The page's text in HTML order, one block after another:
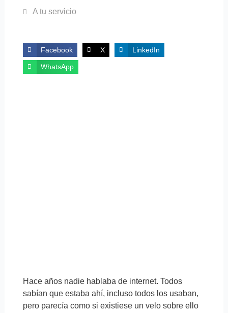
A tu servicio
Facebook X LinkedIn
WhatsApp
Hace años nadie hablaba de internet. Todos
sabían que estaba ahí, incluso todos los usaban,
pero parecía como si existiese un velo sobre ello